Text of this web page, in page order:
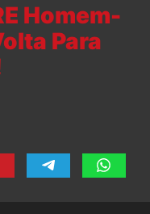
Homem-
Para